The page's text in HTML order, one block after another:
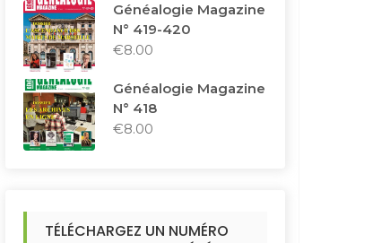
Généalogie Magazine
N° 419-420
€8.00
Généalogie Magazine
N° 418
€8.00
TÉLÉCHARGEZ UN NUMÉRO